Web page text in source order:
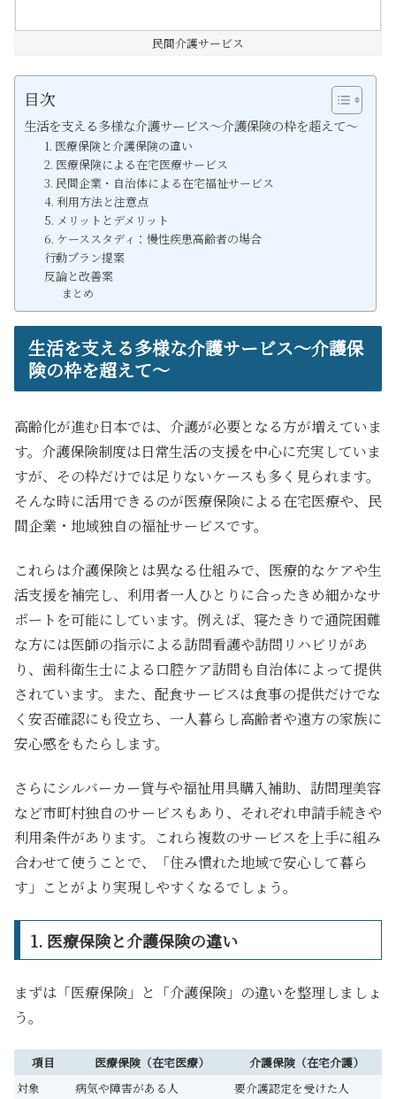
民間介護サービス
目次
生活を支える多様な介護サービス～介護保険の枠を超えて～
1. 医療保険と介護保険の違い
2. 医療保険による在宅医療サービス
3. 民間企業・自治体による在宅福祉サービス
4. 利用方法と注意点
5. メリットとデメリット
6. ケーススタディ：慢性疾患高齢者の場合
行動プラン提案
反論と改善案
まとめ
生活を支える多様な介護サービス～介護保
険の枠を超えて～
高齢化が進む日本では、介護が必要となる方が増えていま
す。介護保険制度は日常生活の支援を中心に充実していま
すが、その枠だけでは足りないケースも多く見られます。
そんな時に活用できるのが医療保険による在宅医療や、民
間企業・地域独自の福祉サービスです。
これらは介護保険とは異なる仕組みで、医療的なケアや生
活支援を補完し、利用者一人ひとりに合ったきめ細かなサ
ポートを可能にしています。例えば、寝たきりで通院困難
な方には医師の指示による訪問看護や訪問リハビリがあ
り、歯科衛生士による口腔ケア訪問も自治体によって提供
されています。また、配食サービスは食事の提供だけでな
く安否確認にも役立ち、一人暮らし高齢者や遠方の家族に
安心感をもたらします。
さらにシルバーカー貸与や福祉用具購入補助、訪問理美容
など市町村独自のサービスもあり、それぞれ申請手続きや
利用条件があります。これら複数のサービスを上手に組み
合わせて使うことで、「住み慣れた地域で安心して暮ら
す」ことがより実現しやすくなるでしょう。
1. 医療保険と介護保険の違い
まずは「医療保険」と「介護保険」の違いを整理しましょ
う。
項目 医療保険（在宅医療）
介護保険（在宅介護）
対象
病気や障害がある人
要介護認定を受けた人